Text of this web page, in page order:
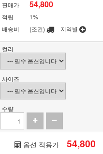
판매가 54,800
적립
1%
배송비
(조건) 지역별
컬러
사이즈
수량
옵션 적용가 54,800